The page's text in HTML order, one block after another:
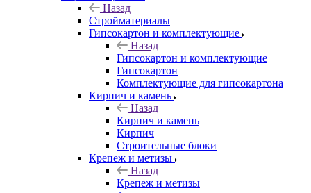
Назад
Стройматериалы
Гипсокартон и комплектующие
Назад
Гипсокартон и комплектующие
Гипсокартон
Комплектующие для гипсокартона
Кирпич и камень
Назад
Кирпич и камень
Кирпич
Строительные блоки
Крепеж и метизы
Назад
Крепеж и метизы